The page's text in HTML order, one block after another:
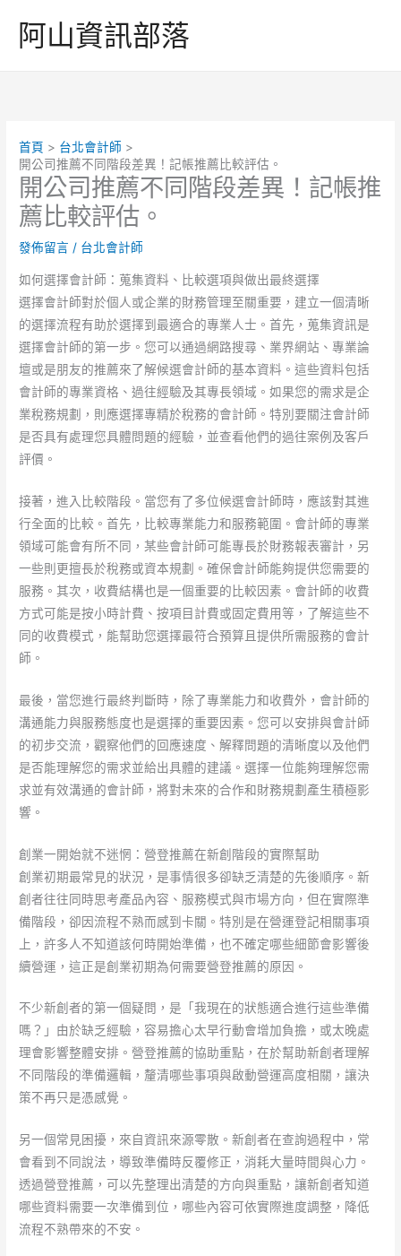
阿山資訊部落
首頁
台北會計師
開公司推薦不同階段差異！記帳推薦比較評估。
開公司推薦不同階段差異！記帳推
薦比較評估。
發佈留言 / 台北會計師
如何選擇會計師：蒐集資料、比較選項與做出最終選擇
選擇會計師對於個人或企業的財務管理至關重要，建立一個清晰
的選擇流程有助於選擇到最適合的專業人士。首先，蒐集資訊是
選擇會計師的第一步。您可以通過網路搜尋、業界網站、專業論
壇或是朋友的推薦來了解候選會計師的基本資料。這些資料包括
會計師的專業資格、過往經驗及其專長領域。如果您的需求是企
業稅務規劃，則應選擇專精於稅務的會計師。特別要關注會計師
是否具有處理您具體問題的經驗，並查看他們的過往案例及客戶
評價。
接著，進入比較階段。當您有了多位候選會計師時，應該對其進
行全面的比較。首先，比較專業能力和服務範圍。會計師的專業
領域可能會有所不同，某些會計師可能專長於財務報表審計，另
一些則更擅長於稅務或資本規劃。確保會計師能夠提供您需要的
服務。其次，收費結構也是一個重要的比較因素。會計師的收費
方式可能是按小時計費、按項目計費或固定費用等，了解這些不
同的收費模式，能幫助您選擇最符合預算且提供所需服務的會計
師。
最後，當您進行最終判斷時，除了專業能力和收費外，會計師的
溝通能力與服務態度也是選擇的重要因素。您可以安排與會計師
的初步交流，觀察他們的回應速度、解釋問題的清晰度以及他們
是否能理解您的需求並給出具體的建議。選擇一位能夠理解您需
求並有效溝通的會計師，將對未來的合作和財務規劃產生積極影
響。
創業一開始就不迷惘：營登推薦在新創階段的實際幫助
創業初期最常見的狀況，是事情很多卻缺乏清楚的先後順序。新
創者往往同時思考產品內容、服務模式與市場方向，但在實際準
備階段，卻因流程不熟而感到卡關。特別是在營運登記相關事項
上，許多人不知道該何時開始準備，也不確定哪些細節會影響後
續營運，這正是創業初期為何需要營登推薦的原因。
不少新創者的第一個疑問，是「我現在的狀態適合進行這些準備
嗎？」由於缺乏經驗，容易擔心太早行動會增加負擔，或太晚處
理會影響整體安排。營登推薦的協助重點，在於幫助新創者理解
不同階段的準備邏輯，釐清哪些事項與啟動營運高度相關，讓決
策不再只是憑感覺。
另一個常見困擾，來自資訊來源零散。新創者在查詢過程中，常
會看到不同說法，導致準備時反覆修正，消耗大量時間與心力。
透過營登推薦，可以先整理出清楚的方向與重點，讓新創者知道
哪些資料需要一次準備到位，哪些內容可依實際進度調整，降低
流程不熟帶來的不安。